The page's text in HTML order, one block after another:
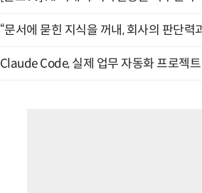
“문서에 묻힌 지식을 꺼내, 회사의 판단
Claude Code, 실제 업무 자동화 프로젝